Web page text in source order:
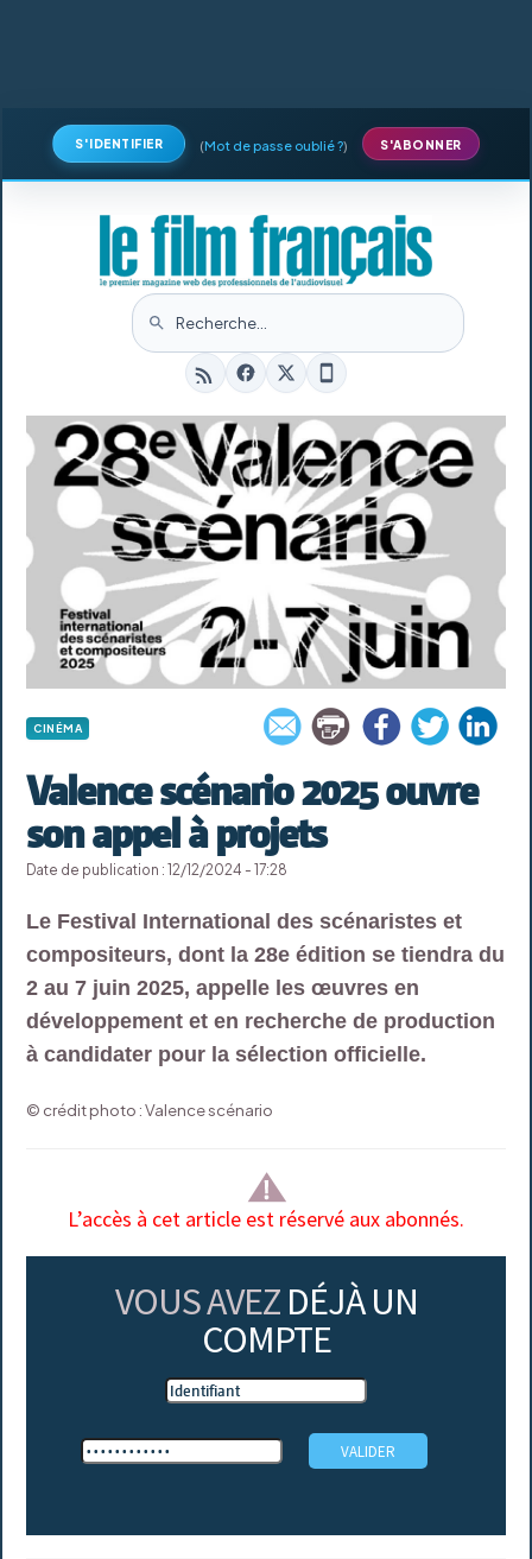
S'IDENTIFIER (Mot de passe oublié ?) S'ABONNER
CINÉMA
Valence scénario 2025 ouvre
son appel à projets
Date de publication : 12/12/2024 - 17:28
Le Festival International des scénaristes et
compositeurs, dont la 28e édition se tiendra du
2 au 7 juin 2025, appelle les œuvres en
développement et en recherche de production
à candidater pour la sélection officielle.
© crédit photo : Valence scénario
L’accès à cet article est réservé aux abonnés.
VOUS AVEZ DÉJÀ UN
COMPTE